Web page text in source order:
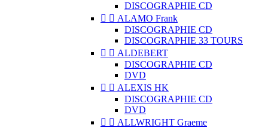
DISCOGRAPHIE CD
  ALAMO Frank
DISCOGRAPHIE CD
DISCOGRAPHIE 33 TOURS
  ALDEBERT
DISCOGRAPHIE CD
DVD
  ALEXIS HK
DISCOGRAPHIE CD
DVD
  ALLWRIGHT Graeme